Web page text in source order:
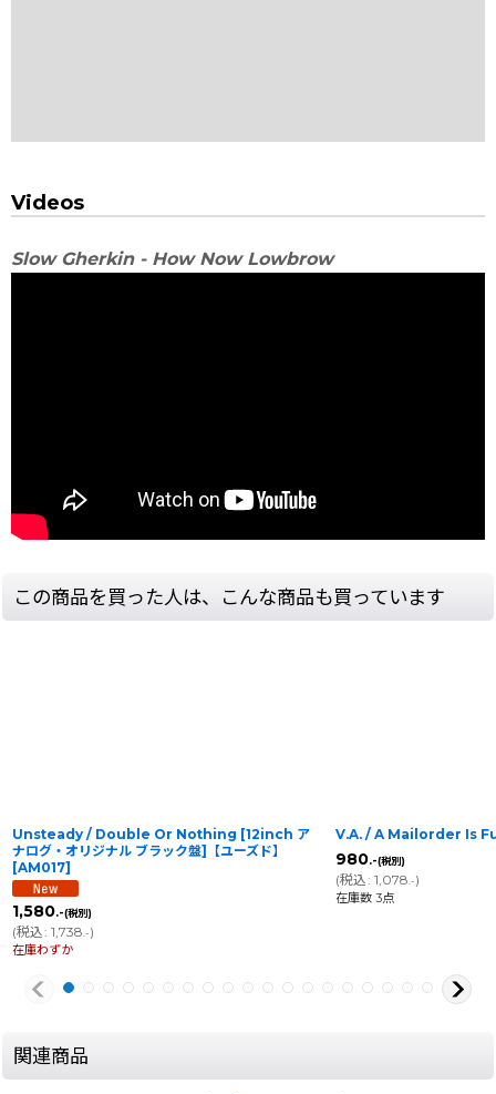
Videos
Slow Gherkin - How Now Lowbrow
この商品を買った人は、こんな商品も買っています
Unsteady / Double Or Nothing [12inch ア
ナログ・オリジナル ブラック盤]【ユーズド】
[AM017]
1,580.-(税別)
(税込: 1,738 .-)
在庫わずか
V.A. / A Mailorder Is
980.-(税別)
(税込: 1,078 .-)
在庫数 3点
関連商品